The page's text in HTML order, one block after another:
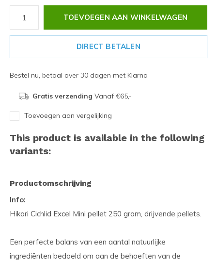
TOEVOEGEN AAN WINKELWAGEN
DIRECT BETALEN
Bestel nu, betaal over 30 dagen met Klarna
Gratis verzending Vanaf €65,-
Toevoegen aan vergelijking
This product is available in the following
variants:
Productomschrijving
Info:
Hikari Cichlid Excel Mini pellet 250 gram, drijvende pellets.
Een perfecte balans van een aantal natuurlijke
ingrediënten bedoeld om aan de behoeften van de